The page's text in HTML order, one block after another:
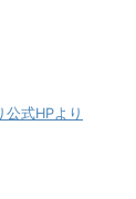
公式HPより